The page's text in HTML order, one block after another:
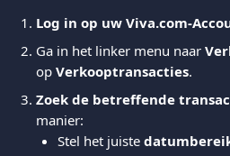
Log in op uw Viva.com-
Ga in het linker menu naar
op Verkooptransacties.
Zoek de betreffende
manier:
Stel het juiste